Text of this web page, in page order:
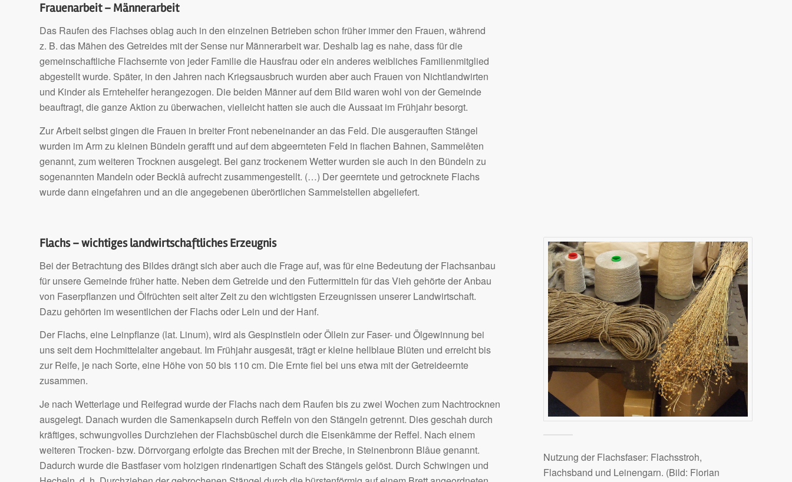
Frauenarbeit – Männerarbeit
Das Raufen des Flachses oblag auch in den einzelnen Betrieben schon früher immer den Frauen, während
z. B. das Mähen des Getreides mit der Sense nur Männerarbeit war. Deshalb lag es nahe, dass für die
gemeinschaftliche Flachsernte von jeder Familie die Hausfrau oder ein anderes weibliches Familienmitglied
abgestellt wurde. Später, in den Jahren nach Kriegsausbruch wurden aber auch Frauen von Nichtlandwirten
und Kinder als Erntehelfer herangezogen. Die beiden Männer auf dem Bild waren wohl von der Gemeinde
beauftragt, die ganze Aktion zu überwachen, vielleicht hatten sie auch die Aussaat im Frühjahr besorgt.
Zur Arbeit selbst gingen die Frauen in breiter Front nebeneinander an das Feld. Die ausgerauften Stängel
wurden im Arm zu kleinen Bündeln gerafft und auf dem abgeernteten Feld in flachen Bahnen, Sammelêten
genannt, zum weiteren Trocknen ausgelegt. Bei ganz trockenem Wetter wurden sie auch in den Bündeln zu
sogenannten Mandeln oder Becklâ aufrecht zusammengestellt. (…) Der geerntete und getrocknete Flachs
wurde dann eingefahren und an die angegebenen überörtlichen Sammelstellen abgeliefert.
Flachs – wichtiges landwirtschaftliches Erzeugnis
Bei der Betrachtung des Bildes drängt sich aber auch die Frage auf, was für eine Bedeutung der Flachsanbau
für unsere Gemeinde früher hatte. Neben dem Getreide und den Futtermitteln für das Vieh gehörte der Anbau
von Faserpflanzen und Ölfrüchten seit alter Zeit zu den wichtigsten Erzeugnissen unserer Landwirtschaft.
Dazu gehörten im wesentlichen der Flachs oder Lein und der Hanf.
Der Flachs, eine Leinpflanze (lat. Linum), wird als Gespinstlein oder Öllein zur Faser- und Ölgewinnung bei
uns seit dem Hochmittelalter angebaut. Im Frühjahr ausgesät, trägt er kleine hellblaue Blüten und erreicht bis
zur Reife, je nach Sorte, eine Höhe von 50 bis 110 cm. Die Ernte fiel bei uns etwa mit der Getreideernte
zusammen.
Je nach Wetterlage und Reifegrad wurde der Flachs nach dem Raufen bis zu zwei Wochen zum Nachtrocknen
ausgelegt. Danach wurden die Samenkapseln durch Reffeln von den Stängeln getrennt. Dies geschah durch
kräftiges, schwungvolles Durchziehen der Flachsbüschel durch die Eisenkämme der Reffel. Nach einem
weiteren Trocken- bzw. Dörrvorgang erfolgte das Brechen mit der Breche, in Steinenbronn Blâue genannt.
Dadurch wurde die Bastfaser vom holzigen rindenartigen Schaft des Stängels gelöst. Durch Schwingen und
Nutzung der Flachsfaser: Flachsstroh,
Flachsband und Leinengarn. (Bild: Florian